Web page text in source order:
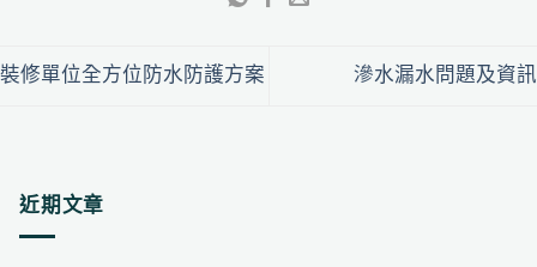
裝修單位全方位防水防護方案 滲水漏水問題及資訊
近期文章